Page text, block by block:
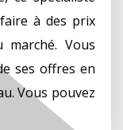
à des prix
Vous
ses offres en
Vous pouvez